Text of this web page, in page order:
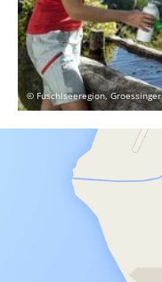
© Fuschlseeregion, Groessinger